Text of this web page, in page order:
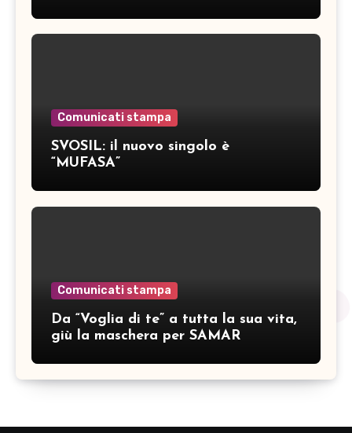
Comunicati stampa
SVOSIL: il nuovo singolo è
“MUFASA”
Comunicati stampa
Da “Voglia di te” a tutta la sua vita,
giù la maschera per SAMAR